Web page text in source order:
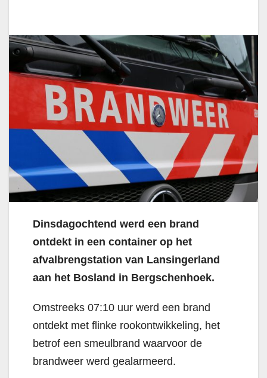
Dinsdagochtend werd een brand
ontdekt in een container op het
afvalbrengstation van Lansingerland
aan het Bosland in Bergschenhoek.
Omstreeks 07:10 uur werd een brand
ontdekt met flinke rookontwikkeling, het
betrof een smeulbrand waarvoor de
brandweer werd gealarmeerd.